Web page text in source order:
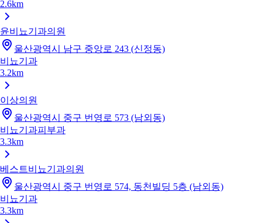
2.6km
윤비뇨기과의원
울산광역시 남구 중앙로 243 (신정동)
비뇨기과
3.2km
이상의원
울산광역시 중구 번영로 573 (남외동)
비뇨기과피부과
3.3km
베스트비뇨기과의원
울산광역시 중구 번영로 574, 동천빌딩 5층 (남외동)
비뇨기과
3.3km